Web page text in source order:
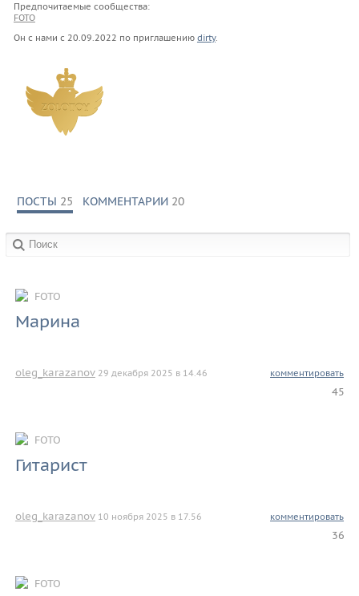
Предпочитаемые сообщества:
FOTO
Он с нами с 20.09.2022 по приглашению dirty.
ПОСТЫ 25 КОММЕНТАРИИ 20
FOTO
Марина
oleg_karazanov 29 декабря 2025 в 14.46 комментировать
45
FOTO
Гитарист
oleg_karazanov 10 ноября 2025 в 17.56 комментировать
36
FOTO